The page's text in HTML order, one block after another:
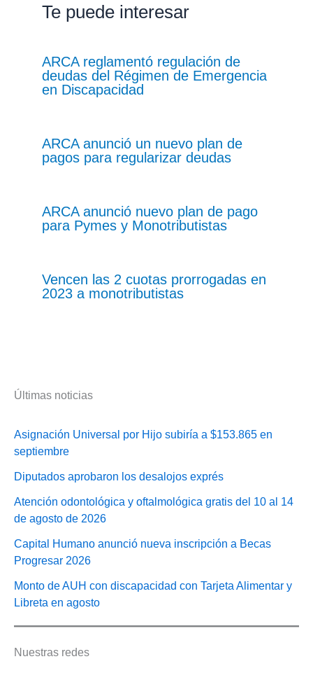
Te puede interesar
ARCA reglamentó regulación de
deudas del Régimen de Emergencia
en Discapacidad
ARCA anunció un nuevo plan de
pagos para regularizar deudas
ARCA anunció nuevo plan de pago
para Pymes y Monotributistas
Vencen las 2 cuotas prorrogadas en
2023 a monotributistas
Últimas noticias
Asignación Universal por Hijo subiría a $153.865 en
septiembre
Diputados aprobaron los desalojos exprés
Atención odontológica y oftalmológica gratis del 10 al 14
de agosto de 2026
Capital Humano anunció nueva inscripción a Becas
Progresar 2026
Monto de AUH con discapacidad con Tarjeta Alimentar y
Libreta en agosto
Nuestras redes